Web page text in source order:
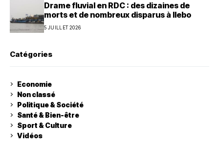
Drame fluvial en RDC : des dizaines de
morts et de nombreux disparus à Ilebo
5 JUILLET 2026
Catégories
Economie
Non classé
Politique & Société
Santé & Bien-être
Sport & Culture
Vidéos